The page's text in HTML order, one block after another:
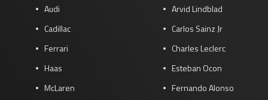
Audi
Cadillac
Ferrari
Haas
McLaren
Arvid Lindblad
Carlos Sainz Jr
Charles Leclerc
Esteban Ocon
Fernando Alonso